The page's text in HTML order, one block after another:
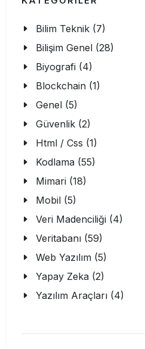
Bilim Teknik (7)
Bilişim Genel (28)
Biyografi (4)
Blockchain (1)
Genel (5)
Güvenlik (2)
Html / Css (1)
Kodlama (55)
Mimari (18)
Mobil (5)
Veri Madenciliği (4)
Veritabanı (59)
Web Yazılım (5)
Yapay Zeka (2)
Yazılım Araçları (4)